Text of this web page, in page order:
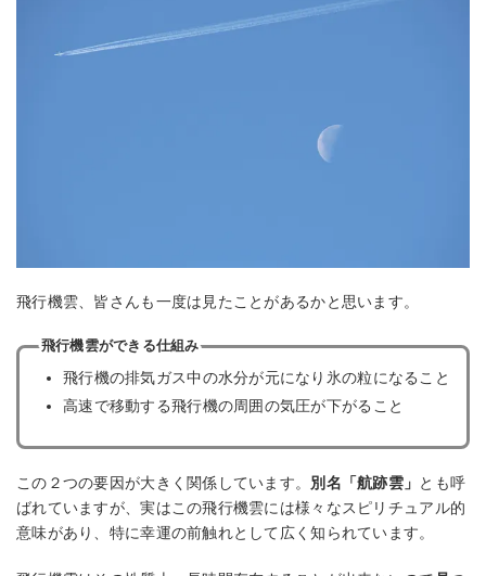
飛行機雲、皆さんも一度は見たことがあるかと思います。
飛行機雲ができる仕組み
飛行機の排気ガス中の水分が元になり氷の粒になること
高速で移動する飛行機の周囲の気圧が下がること
この２つの要因が大きく関係しています。 別名「航跡雲」 とも呼
ばれていますが、実はこの飛行機雲には様々なスピリチュアル的
意味があり、特に幸運の前触れとして広く知られています。